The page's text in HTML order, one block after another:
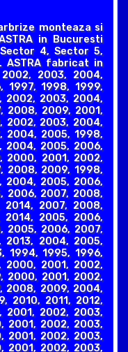
monteaza si
in Bucuresti
4, Sector 5,
ASTRA fabricat in
2003, 2004,
1997, 1998, 1999,
2002, 2003, 2004,
2008, 2009, 2001,
2002, 2003, 2004,
2004, 2005, 1998,
2004, 2005, 2006,
2000, 2001, 2002,
2008, 2009, 1998,
2004, 2005, 2006,
2006, 2007, 2008,
2014, 2007, 2008,
2014, 2005, 2006,
2005, 2006, 2007,
2013, 2004, 2005,
1994, 1995, 1996,
2000, 2001, 2002,
2000, 2001, 2002,
2008, 2009, 2004,
2010, 2011, 2012,
2001, 2002, 2003,
2001, 2002, 2003,
2001, 2002, 2003,
2001, 2002, 2003,